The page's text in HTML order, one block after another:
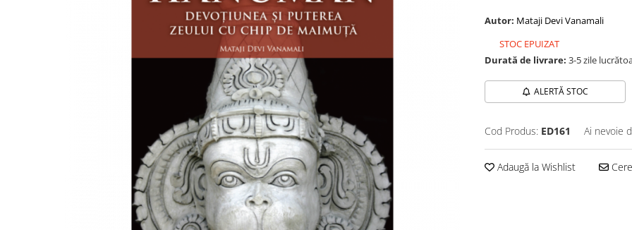
Autor: Mataji Devi Vanamali
STOC EPUIZAT
Durată de livrare: 3-5 zile
ALERTĂ STOC
Cod Produs: ED161 Ai nevoie
Adaugă la Wishlist